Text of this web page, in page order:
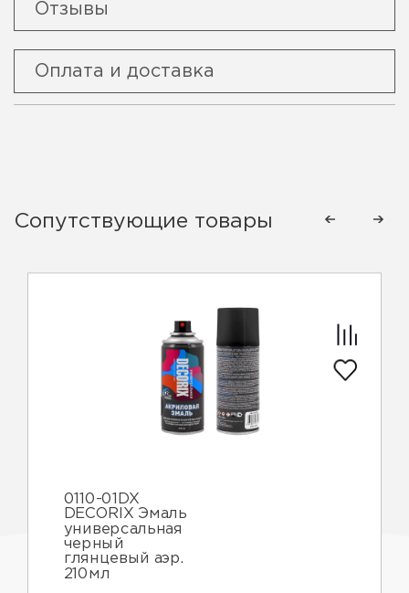
Отзывы
Оплата и доставка
Сопутствующие товары
0110-01DX
DECORIX Эмаль
универсальная
черный
глянцевый аэр.
210мл